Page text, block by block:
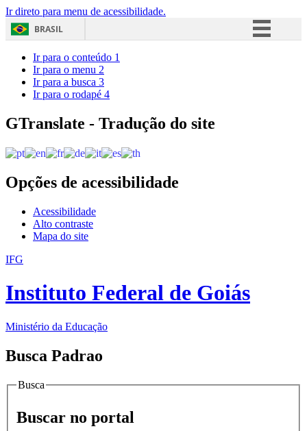
Ir direto para menu de acessibilidade.
BRASIL
Acesso à informação
Ir para o conteúdo 1
Ir para o menu 2
Ir para a busca 3
Ir para o rodapé 4
GTranslate - Tradução do site
Opções de acessibilidade
Acessibilidade
Alto contraste
Mapa do site
IFG
Instituto Federal de Goiás
Ministério da Educação
Busca Padrao
Busca
Buscar no portal